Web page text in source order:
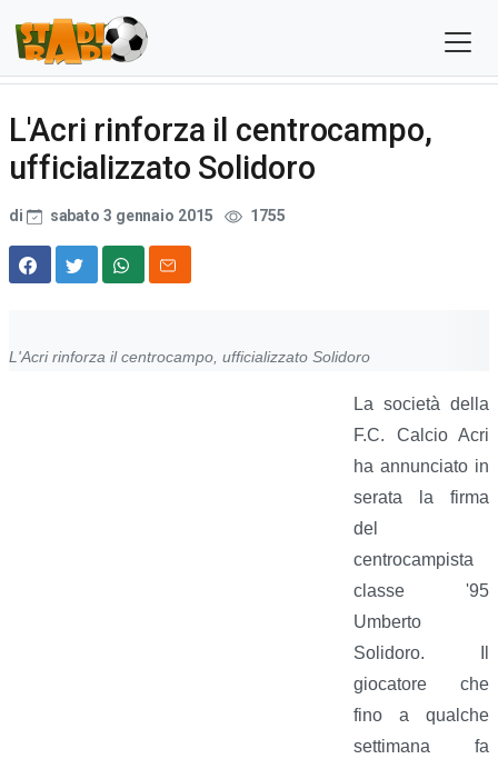
L'Acri rinforza il centrocampo,
ufficializzato Solidoro
di sabato 3 gennaio 2015 1755
L'Acri rinforza il centrocampo, ufficializzato Solidoro
La società della
F.C. Calcio Acri
ha annunciato in
serata la firma
del
centrocampista
classe '95
Umberto
Solidoro. Il
giocatore che
fino a qualche
settimana fa